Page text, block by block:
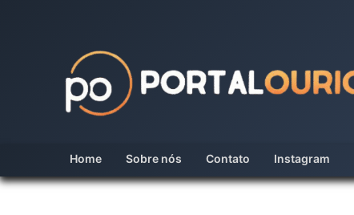
Home Sobre nós Contato Instagram